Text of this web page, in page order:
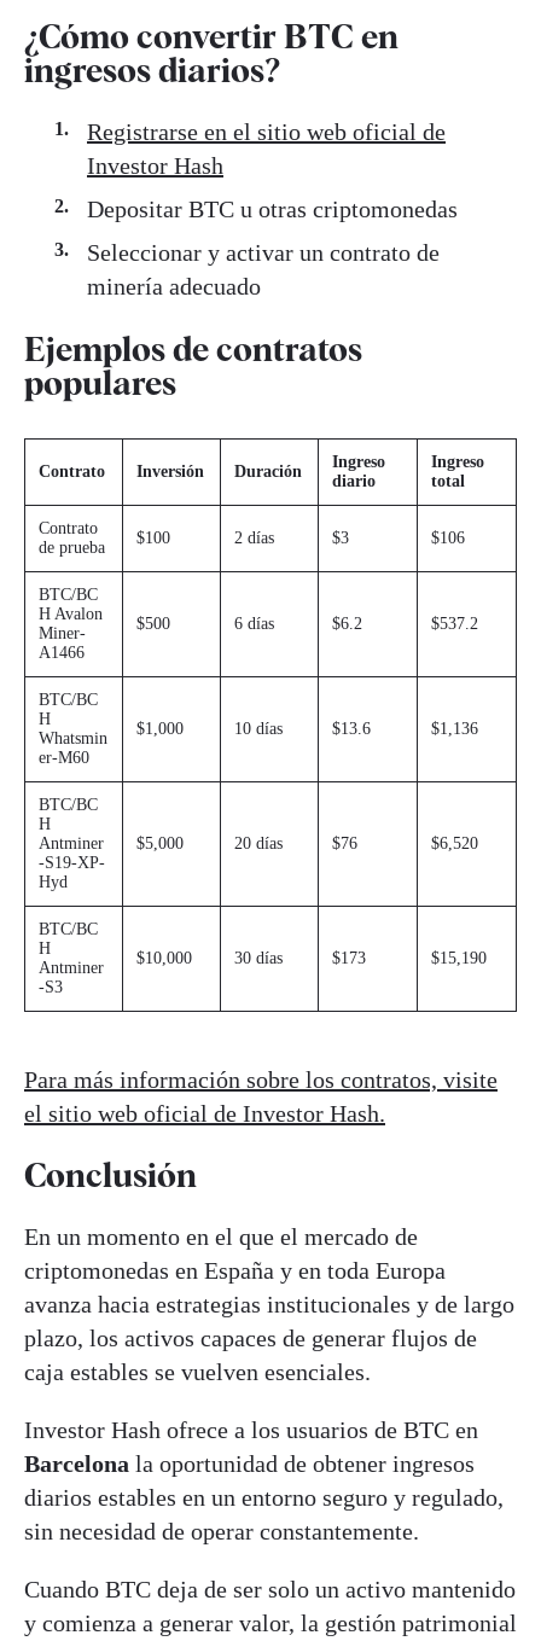
¿Cómo convertir BTC en
ingresos diarios?
Registrarse en el sitio web oficial de
Investor Hash
Depositar BTC u otras criptomonedas
Seleccionar y activar un contrato de
minería adecuado
Ejemplos de contratos
populares
Contrato Inversión Duración
Ingreso
diario
Ingreso
total
Contrato
de prueba
$100 2 días $3 $106
BTC/BC
H Avalon
Miner-
A1466
$500 6 días $6.2 $537.2
BTC/BC
H
Whatsmin
er-M60
$1,000 10 días $13.6 $1,136
BTC/BC
H
Antminer
-S19-XP-
Hyd
$5,000 20 días $76 $6,520
BTC/BC
H
Antminer
-S3
$10,000 30 días $173 $15,190
Para más información sobre los contratos, visite
el sitio web oficial de Investor Hash.
Conclusión
En un momento en el que el mercado de
criptomonedas en España y en toda Europa
avanza hacia estrategias institucionales y de largo
plazo, los activos capaces de generar flujos de
caja estables se vuelven esenciales.
Investor Hash ofrece a los usuarios de BTC en
Barcelona la oportunidad de obtener ingresos
diarios estables en un entorno seguro y regulado,
sin necesidad de operar constantemente.
Cuando BTC deja de ser solo un activo mantenido
y comienza a generar valor, la gestión patrimonial